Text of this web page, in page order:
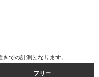
での計測となります。
フリー